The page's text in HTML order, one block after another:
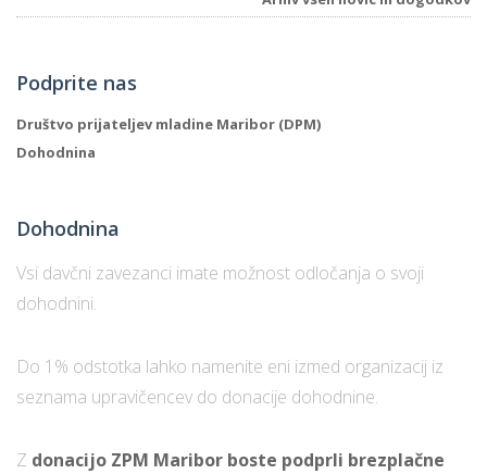
Podprite nas
Društvo prijateljev mladine Maribor (DPM)
Dohodnina
Dohodnina
Vsi davčni zavezanci imate možnost odločanja o svoji
dohodnini.
Do 1% odstotka lahko namenite eni izmed organizacij iz
seznama upravičencev do donacije dohodnine.
Z donacijo ZPM Maribor boste podprli brezplačne